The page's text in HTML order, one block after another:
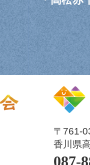
〒
香川県
087-